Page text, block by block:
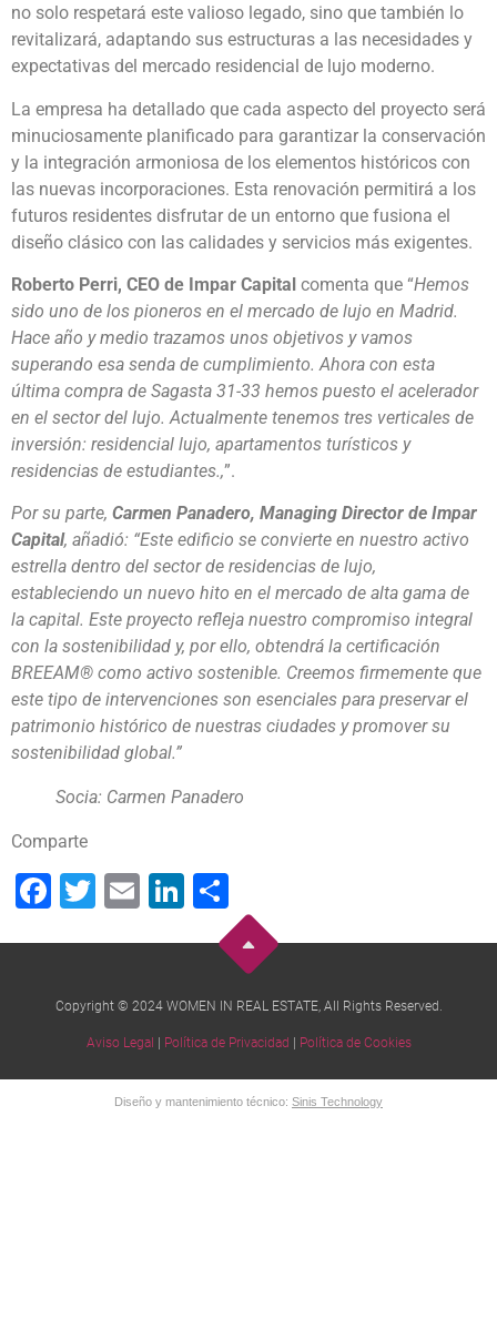
no solo respetará este valioso legado, sino que también lo
revitalizará, adaptando sus estructuras a las necesidades y
expectativas del mercado residencial de lujo moderno.
La empresa ha detallado que cada aspecto del proyecto será
minuciosamente planificado para garantizar la conservación
y la integración armoniosa de los elementos históricos con
las nuevas incorporaciones. Esta renovación permitirá a los
futuros residentes disfrutar de un entorno que fusiona el
diseño clásico con las calidades y servicios más exigentes.
Roberto Perri, CEO de Impar Capital comenta que “Hemos
sido uno de los pioneros en el mercado de lujo en Madrid.
Hace año y medio trazamos unos objetivos y vamos
superando esa senda de cumplimiento. Ahora con esta
última compra de Sagasta 31-33 hemos puesto el acelerador
en el sector del lujo. Actualmente tenemos tres verticales de
inversión: residencial lujo, apartamentos turísticos y
residencias de estudiantes.,”.
Por su parte, Carmen Panadero, Managing Director de Impar
Capital, añadió: “Este edificio se convierte en nuestro activo
estrella dentro del sector de residencias de lujo,
estableciendo un nuevo hito en el mercado de alta gama de
la capital. Este proyecto refleja nuestro compromiso integral
con la sostenibilidad y, por ello, obtendrá la certificación
BREEAM® como activo sostenible. Creemos firmemente que
este tipo de intervenciones son esenciales para preservar el
patrimonio histórico de nuestras ciudades y promover su
sostenibilidad global.”
Socia: Carmen Panadero
Comparte
Facebook
Twitter
EmailLinkedIn
Copyright © 2024 WOMEN IN REAL ESTATE, All Rights Reserved.
Aviso Legal | Política de Privacidad | Política de Cookies
Diseño y mantenimiento técnico: Sinis Technology